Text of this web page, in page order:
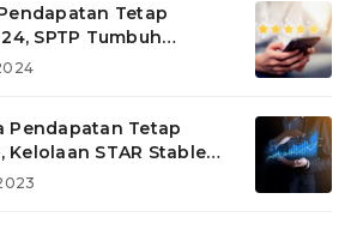
Tetap
SPTP Tumbuh
Pendapatan Tetap
Kelolaan STAR Stable
YTD